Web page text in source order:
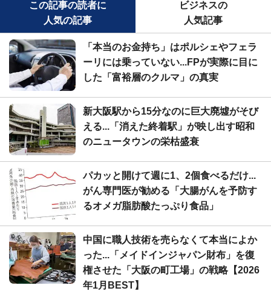
この記事の読者に
人気の記事
ビジネスの
人気記事
「本当のお金持ち」はポルシェやフェラ
ーリには乗っていない...FPが実際に目に
した「富裕層のクルマ」の真実
新大阪駅から15分なのに巨大廃墟がそび
える...「消えた終着駅」が映し出す昭和
のニュータウンの栄枯盛衰
パカッと開けて週に1、2個食べるだけ...
がん専門医が勧める「大腸がんを予防す
るオメガ脂肪酸たっぷり食品」
中国に職人技術を売らなくて本当によか
った...「メイドインジャパン財布」を復
権させた「大阪の町工場」の戦略【2026
年1月BEST】